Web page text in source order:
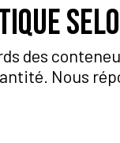
des
Nous